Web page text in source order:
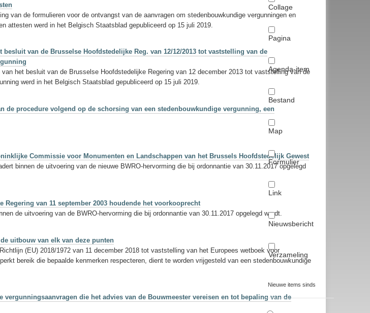
Collage
Pagina
Agenda-item
Bestand
Map
Formulier
Link
Nieuwsbericht
Verzameling
Nieuwe items sinds
van de formulieren voor de ontvangst van de aanvragen om stedenbouwkundige vergunningen en
attesten werd in het Belgisch Staatsblad gepubliceerd op 15 juli 2019.
van de Brusselse Hoofdstedelijke Reg. van 12/12/2013 tot vaststelling van de
het besluit van de Brusselse Hoofdstedelijke Regering van 12 december 2013 tot vaststelling van de
werd in het Belgisch Staatsblad gepubliceerd op 15 juli 2019.
de procedure volgend op de schorsing van een stedenbouwkundige vergunning, een
Commissie voor Monumenten en Landschappen van het Brussels Hoofdstedelijk Gewest
binnen de uitvoering van de nieuwe BWRO-hervorming die bij ordonnantie van 30.11.2017 opgelegd
van 11 september 2003 houdende het voorkooprecht
de uitvoering van de BWRO-hervorming die bij ordonnantie van 30.11.2017 opgelegd wordt.
uitbouw van elk van deze punten
(EU) 2018/1972 van 11 december 2018 tot vaststelling van het Europees wetboek voor
bereik die bepaalde kenmerken respecteren, dient te worden vrijgesteld van een stedenbouwkundige
die het advies van de Bouwmeester vereisen en tot bepaling van de